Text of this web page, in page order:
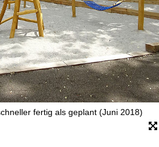
fertig als geplant (Juni 2018)